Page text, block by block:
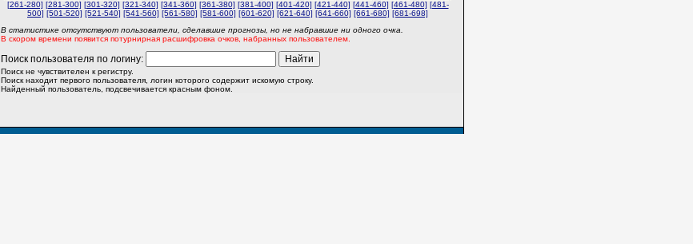
[261-280] [281-300] [301-320] [321-340] [341-360] [361-380] [381-400] [401-420] [421-440] [441-460] [461-480] [481-
500] [501-520] [521-540] [541-560] [561-580] [581-600] [601-620] [621-640] [641-660] [661-680] [681-698]
В статистике отсутствуют пользователи, сделавшие прогнозы, но не набравшие ни одного очка.
В скором времени появится потурнирная расшифровка очков, набранных пользователем.
Поиск пользователя по логину:
Поиск не чувствителен к регистру.
Поиск находит первого пользователя, логин которого содержит искомую строку.
Найденный пользователь, подсвечивается красным фоном.